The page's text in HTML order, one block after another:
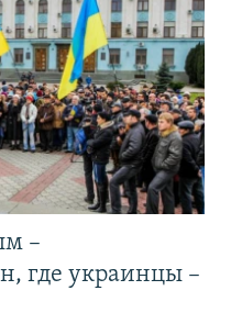
–
где украинцы –